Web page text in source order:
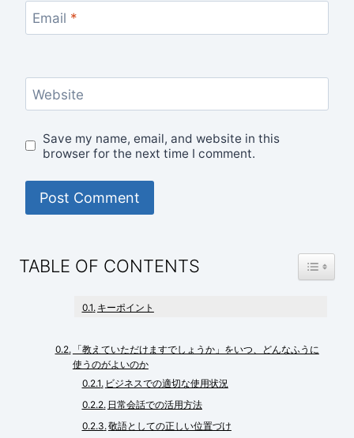
Email *
Website
Save my name, email, and website in this
browser for the next time I comment.
TABLE OF CONTENTS
キーポイント
「教えていただけますでしょうか」をいつ、どんなふうに
使うのがよいのか
ビジネスでの適切な使用状況
日常会話での活用方法
敬語としての正しい位置づけ